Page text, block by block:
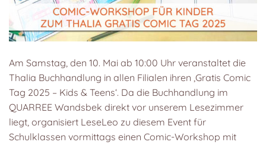
Am Samstag, den 10. Mai ab 10:00 Uhr veranstaltet die
Thalia Buchhandlung in allen Filialen ihren ‚Gratis Comic
Tag 2025 – Kids & Teens‘. Da die Buchhandlung im
QUARREE Wandsbek direkt vor unserem Lesezimmer
liegt, organisiert LeseLeo zu diesem Event für
Schulklassen vormittags einen Comic-Workshop mit